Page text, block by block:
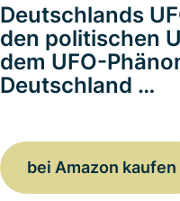
Deutschlands
den politischen
dem UFO-
Deutschland …
bei Amazon kaufen